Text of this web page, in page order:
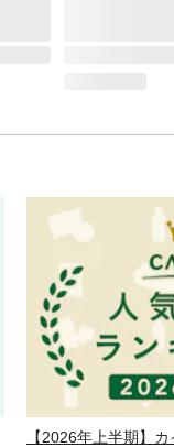
【2026年上半期】